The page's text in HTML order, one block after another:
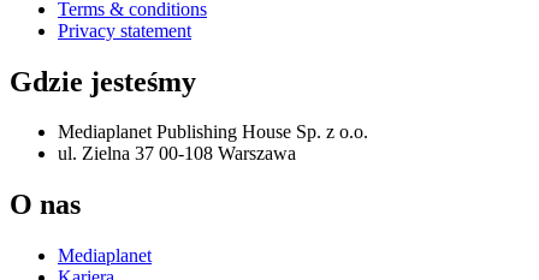
Terms & conditions
Privacy statement
Gdzie jesteśmy
Mediaplanet Publishing House Sp. z o.o.
ul. Zielna 37 00-108 Warszawa
O nas
Mediaplanet